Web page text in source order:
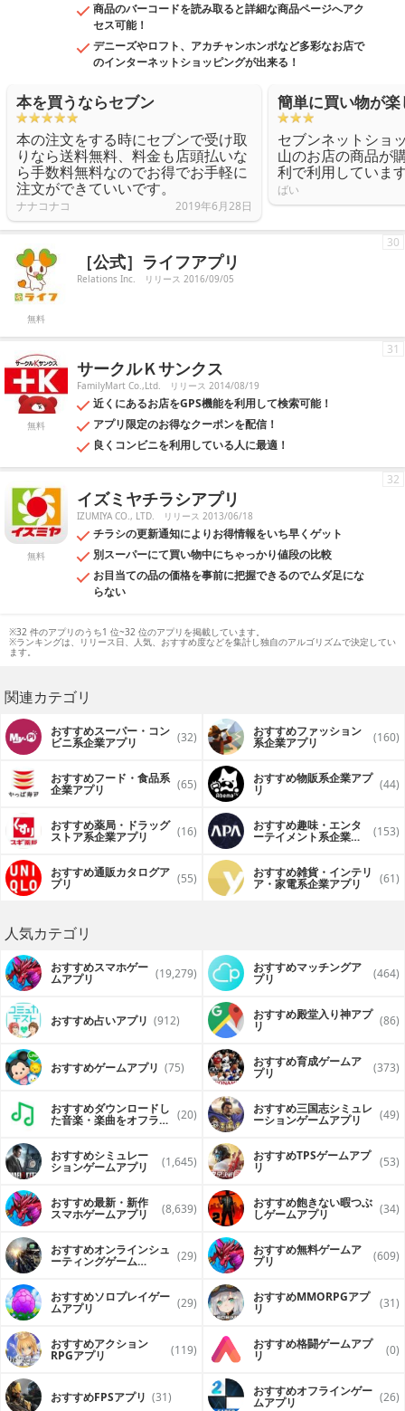
商品のバーコードを読み取ると詳細な商品ページへアク
セス可能！
デニーズやロフト、アカチャンホンポなど多彩なお店で
のインターネットショッピングが出来る！
本を買うならセブン
本の注文をする時にセブンで受け取
りなら送料無料、料金も店頭払いな
ら手数料無料なのでお得でお手軽に
注文ができていいです。
ナナコナコ 2019年6月28日
簡単に買い物が楽
セブンネットショ
山のお店の商品が
利で利用していま
ばい
無料
［公式］ライフアプリ
Relations Inc. リリース 2016/09/05
30
無料
サークルＫサンクス
FamilyMart Co.,Ltd. リリース 2014/08/19
近くにあるお店をGPS機能を利用して検索可能！
アプリ限定のお得なクーポンを配信！
良くコンビニを利用している人に最適！
31
無料
イズミヤチラシアプリ
IZUMIYA CO., LTD. リリース 2013/06/18
チラシの更新通知によりお得情報をいち早くゲット
別スーパーにて買い物中にちゃっかり値段の比較
お目当ての品の価格を事前に把握できるのでムダ足にな
らない
32
※32 件のアプリのうち1 位~32 位のアプリを掲載しています。
※ランキングは、リリース日、人気、おすすめ度などを集計し独自のアルゴリズムで決定してい
ます。
関連カテゴリ
おすすめスーパー・コン
ビニ系企業アプリ (32) おすすめファッション
系企業アプリ (160)
おすすめフード・食品系
企業アプリ (65) おすすめ物販系企業アプ
リ (44)
おすすめ薬局・ドラッグ
ストア系企業アプリ (16) おすすめ趣味・エンタ
ーテイメント系企業ア (153)
おすすめ通販カタログア
プリ (55) おすすめ雑貨・インテリ
ア・家電系企業アプリ (61)
人気カテゴリ
おすすめスマホゲー
ムアプリ (19,279) おすすめマッチングア
プリ (464)
おすすめ占いアプリ (912) おすすめ殿堂入り神アプ
リ (86)
おすすめゲームアプリ (75) おすすめ育成ゲームア
プリ (373)
おすすめダウンロードし
た音楽・楽曲をオフライ (20) おすすめ三国志シミュレ
ーションゲームアプリ (49)
おすすめシミュレー
ションゲームアプリ (1,645) おすすめTPSゲームアプ
リ (53)
おすすめ最新・新作
スマホゲームアプリ (8,639) おすすめ飽きない暇つぶ
しゲームアプリ (34)
おすすめオンラインシュ
ーティングゲーム (29) おすすめ無料ゲームア
プリ (609)
おすすめソロプレイゲー
ムアプリ (29) おすすめ MMORPGアプ
リ (31)
おすすめアクション
RPGアプリ (119) おすすめ格闘ゲームアプ
リ (0)
おすすめFPSアプリ (31) おすすめオフラインゲー
ムアプリ (26)